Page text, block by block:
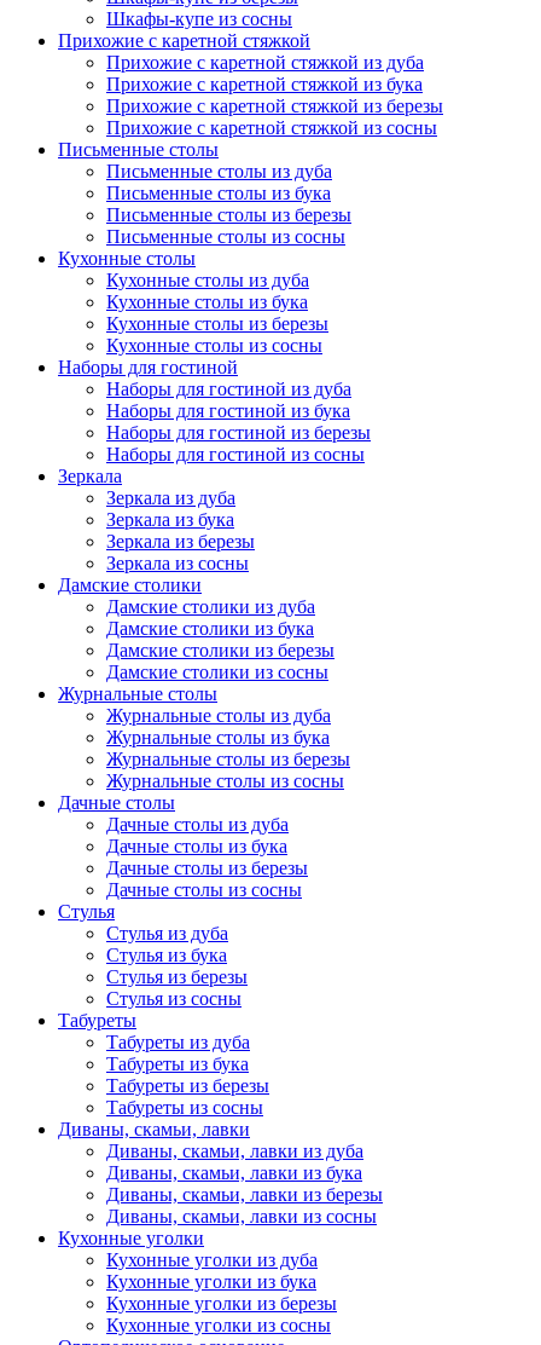
Шкафы-купе из сосны
Прихожие с каретной стяжкой
Прихожие с каретной стяжкой из дуба
Прихожие с каретной стяжкой из бука
Прихожие с каретной стяжкой из березы
Прихожие с каретной стяжкой из сосны
Письменные столы
Письменные столы из дуба
Письменные столы из бука
Письменные столы из березы
Письменные столы из сосны
Кухонные столы
Кухонные столы из дуба
Кухонные столы из бука
Кухонные столы из березы
Кухонные столы из сосны
Наборы для гостиной
Наборы для гостиной из дуба
Наборы для гостиной из бука
Наборы для гостиной из березы
Наборы для гостиной из сосны
Зеркала
Зеркала из дуба
Зеркала из бука
Зеркала из березы
Зеркала из сосны
Дамские столики
Дамские столики из дуба
Дамские столики из бука
Дамские столики из березы
Дамские столики из сосны
Журнальные столы
Журнальные столы из дуба
Журнальные столы из бука
Журнальные столы из березы
Журнальные столы из сосны
Дачные столы
Дачные столы из дуба
Дачные столы из бука
Дачные столы из березы
Дачные столы из сосны
Стулья
Стулья из дуба
Стулья из бука
Стулья из березы
Стулья из сосны
Табуреты
Табуреты из дуба
Табуреты из бука
Табуреты из березы
Табуреты из сосны
Диваны, скамьи, лавки
Диваны, скамьи, лавки из дуба
Диваны, скамьи, лавки из бука
Диваны, скамьи, лавки из березы
Диваны, скамьи, лавки из сосны
Кухонные уголки
Кухонные уголки из дуба
Кухонные уголки из бука
Кухонные уголки из березы
Кухонные уголки из сосны